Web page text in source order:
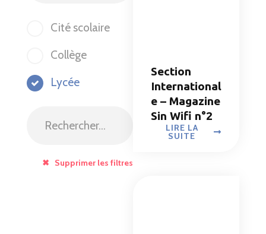
Cité scolaire
Collège
Lycée
✖ Supprimer les filtres
Section
International
e – Magazine
Sin Wifi n°2
LIRE LA
SUITE